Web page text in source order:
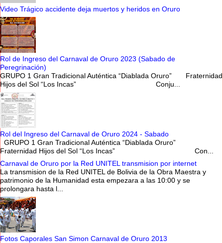
Video Trágico accidente deja muertos y heridos en Oruro
Rol de Ingreso del Carnaval de Oruro 2023 (Sabado de
Peregrinación)
GRUPO 1 Gran Tradicional Auténtica “Diablada Oruro” Fraternidad
Hijos del Sol “Los Incas” Conju...
Rol del Ingreso del Carnaval de Oruro 2024 - Sabado
GRUPO 1 Gran Tradicional Auténtica “Diablada Oruro”
Fraternidad Hijos del Sol “Los Incas” Con...
Carnaval de Oruro por la Red UNITEL transmision por internet
La transmision de la Red UNITEL de Bolivia de la Obra Maestra y
patrimonio de la Humanidad esta empezara a las 10:00 y se
prolongara hasta l...
Fotos Caporales San Simon Carnaval de Oruro 2013